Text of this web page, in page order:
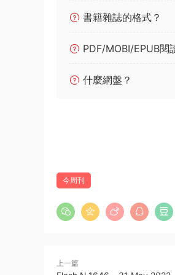
書籍雜誌的格式？
PDF/MOBI/EPUB閱
什麼網盤？
今周刊
上一篇